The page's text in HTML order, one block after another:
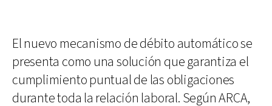
El nuevo mecanismo de débito automático se
presenta como una solución que garantiza el
cumplimiento puntual de las obligaciones
durante toda la relación laboral. Según ARCA,